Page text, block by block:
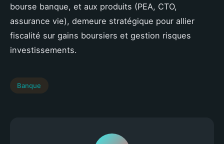
bourse banque, et aux produits (PEA, CTO,
assurance vie), demeure stratégique pour allier
fiscalité sur gains boursiers et gestion risques
investissements.
Banque